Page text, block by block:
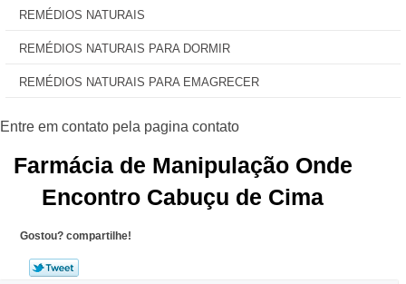
REMÉDIOS NATURAIS
REMÉDIOS NATURAIS PARA DORMIR
REMÉDIOS NATURAIS PARA EMAGRECER
Farmácia de Manipulação Onde
Encontro Cabuçu de Cima
Gostou? compartilhe!